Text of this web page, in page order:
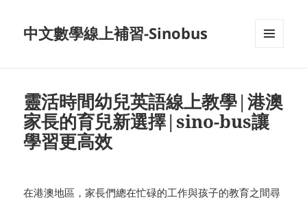
中文數學線上補習-Sinobus
靈活時間幼兒英語線上教學|港澳
家長的育兒新選擇|sino-bus讓
學習更高效
在港澳地區，家長們總在忙碌的工作與孩子的教育之間尋